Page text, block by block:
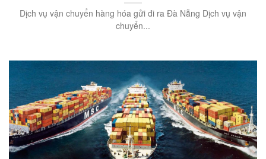
Dịch vụ vận chuyển hàng hóa gửi đi ra Đà Nẵng Dịch vụ vận
chuyển...